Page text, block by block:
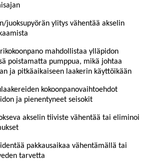
juoksupyörän ylitys vähentää akselin
mahdollistaa ylläpidon
poistamatta pumppua, mikä johtaa
ja pitkäaikaiseen laakerin käyttöikään
kokoonpanovaihtoehdot
ja pienentyneet seisokit
akselin tiiviste vähentää tai eliminoi
pakkausaikaa vähentämällä tai
tarvetta